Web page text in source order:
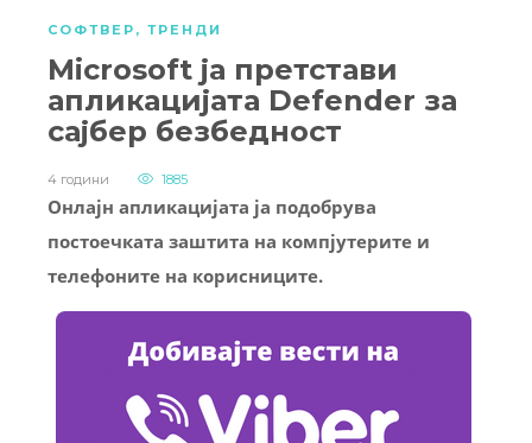
СОФТВЕР , ТРЕНДИ
Microsoft ја претстави
апликацијата Defender за
сајбер безбедност
4 години 1885
Онлајн апликацијата ја подобрува
постоечката заштита на компјутерите и
телефоните на корисниците.